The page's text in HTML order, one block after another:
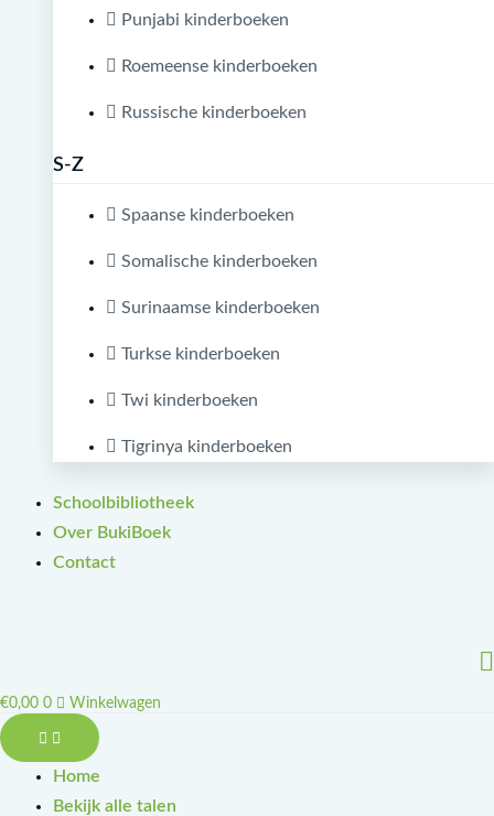
Punjabi kinderboeken
Roemeense kinderboeken
Russische kinderboeken
S-Z
Spaanse kinderboeken
Somalische kinderboeken
Surinaamse kinderboeken
Turkse kinderboeken
Twi kinderboeken
Tigrinya kinderboeken
Schoolbibliotheek
Over BukiBoek
Contact
€0,00 0 Winkelwagen
Home
Bekijk alle talen